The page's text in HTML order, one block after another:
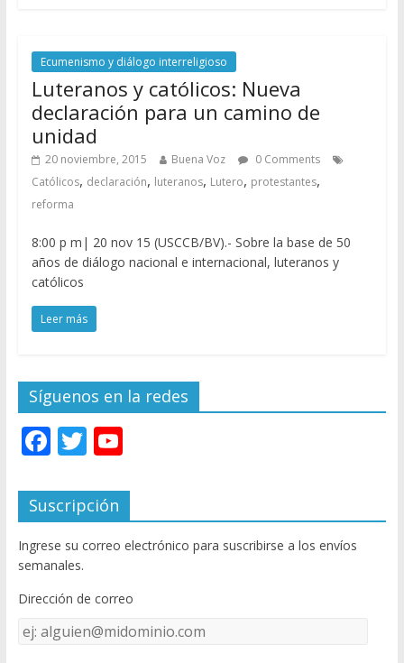
Ecumenismo y diálogo interreligioso
Luteranos y católicos: Nueva
declaración para un camino de
unidad
20 noviembre, 2015 Buena Voz
0 Comments
Católicos, declaración, luteranos, Lutero, protestantes,
reforma
8:00 p m| 20 nov 15 (USCCB/BV).- Sobre la base de 50
años de diálogo nacional e internacional, luteranos y
católicos
Leer más
Síguenos en la redes
F
e
b
o
o
k
T
itt
er
Y
u
T
u
e
C
Suscripción
Ingrese su correo electrónico para suscribirse a los envíos
semanales.
Dirección de correo
Dirección
de